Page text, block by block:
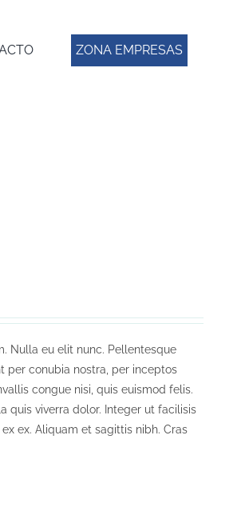
ZONA EMPRESAS
Nulla eu elit nunc. Pellentesque
per conubia nostra, per inceptos
congue nisi, quis euismod felis.
quis viverra dolor. Integer ut facilisis
ex. Aliquam et sagittis nibh. Cras